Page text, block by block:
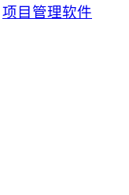
项目管理软件